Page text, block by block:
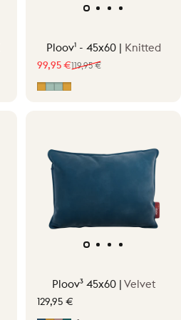
Ploov¹ - 45x60 | Knitted
Verkoopprijs
99,95 €
Normale prijs
119,95 €
Ploov³ 45x60 | Velvet
129,95 €